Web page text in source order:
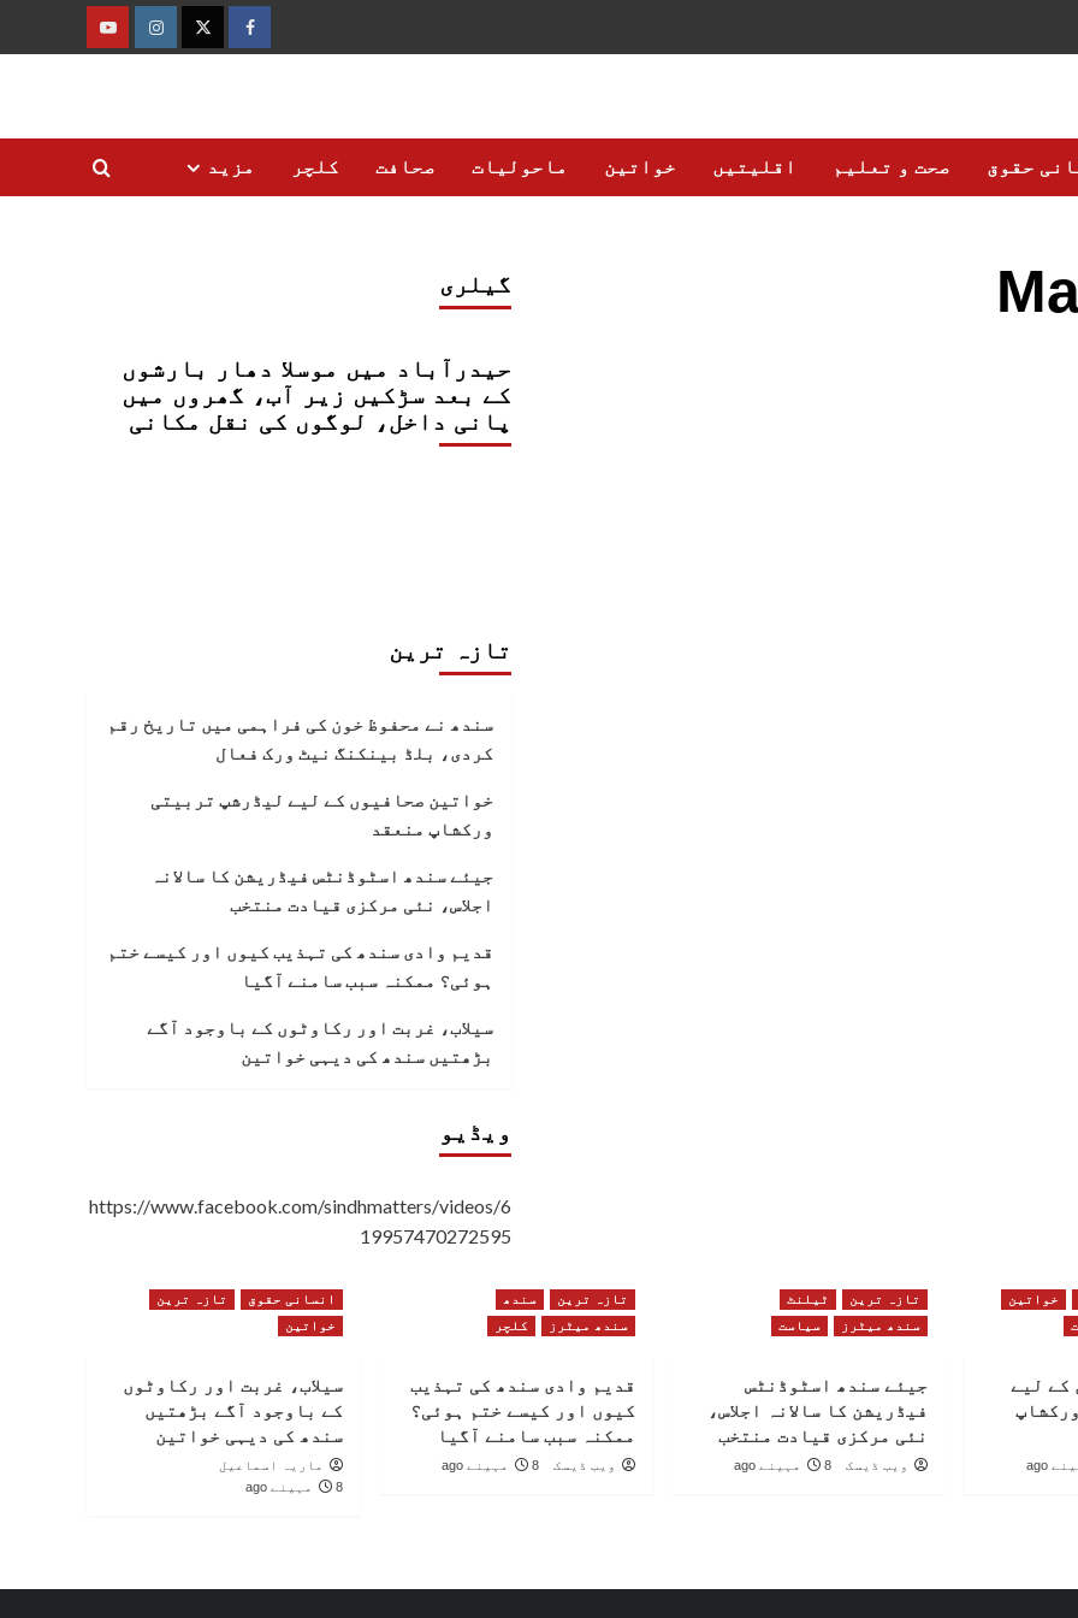
فیس
ٹوئٹرانسٹاگرام
یوٹیوب
حقوق صحت و تعلیم اقلیتیں خواتین ماحولیات صحافت کلچر مزید
گیلری
حیدرآباد میں موسلا دھار بارشوں
کے بعد سڑکیں زیر آب، گھروں میں
پانی داخل، لوگوں کی نقل مکانی
تازہ ترین
سندھ نے محفوظ خون کی فراہمی میں تاریخ رقم
کردی، بلڈ بینکنگ نیٹ ورک فعال
خواتین صحافیوں کے لیے لیڈرشپ تربیتی
ورکشاپ منعقد
جیئے سندھ اسٹوڈنٹس فیڈریشن کا سالانہ
اجلاس، نئی مرکزی قیادت منتخب
قدیم وادی سندھ کی تہذیب کیوں اور کیسے ختم
ہوئی؟ ممکنہ سبب سامنے آگیا
سیلاب، غربت اور رکاوٹوں کے باوجود آگے
بڑھتیں سندھ کی دیہی خواتین
ویڈیو
https://www.facebook.com/sindhmatters/videos/6
19957470272595
خواتین
کے لیے
تازہ ترین
ٹیلنٹ
سندھ میٹرز
سیاست
جیئے سندھ اسٹوڈنٹس
فیڈریشن کا سالانہ اجلاس،
نئی مرکزی قیادت منتخب
ویب ڈیسک 8 مہینے ago
تازہ ترین
سندھ
سندھ میٹرز
کلچر
قدیم وادی سندھ کی تہذیب
کیوں اور کیسے ختم ہوئی؟
ممکنہ سبب سامنے آگیا
ویب ڈیسک 8 مہینے ago
انسانی حقوق
تازہ ترین
خواتین
سیلاب، غربت اور رکاوٹوں
کے باوجود آگے بڑھتیں
سندھ کی دیہی خواتین
ماریہ اسماعیل
8 مہینے ago